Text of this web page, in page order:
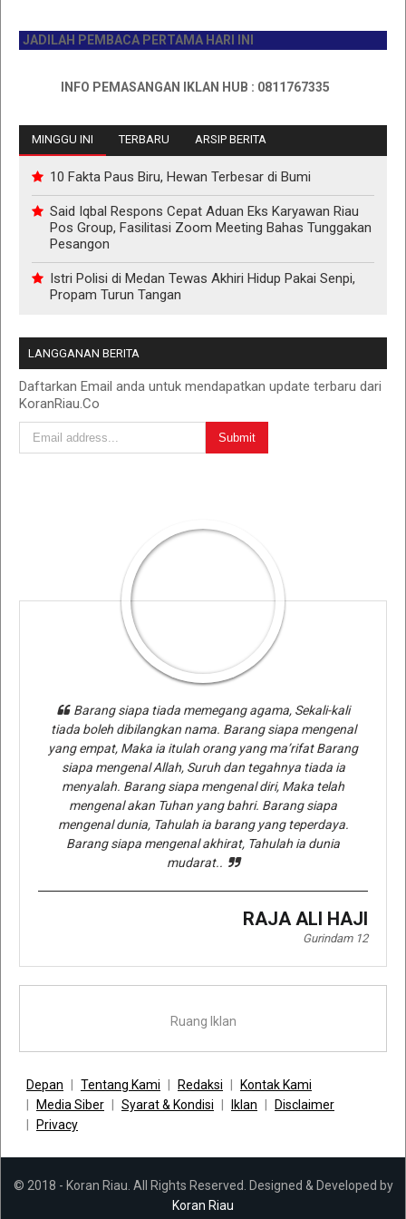
PEMBACA PERTAMA HARI INI
INFO PEMASANGAN IKLAN HUB : 0811767335
MINGGU INI TERBARU ARSIP BERITA
10 Fakta Paus Biru, Hewan Terbesar di Bumi
Said Iqbal Respons Cepat Aduan Eks Karyawan Riau
Pos Group, Fasilitasi Zoom Meeting Bahas Tunggakan
Pesangon
Istri Polisi di Medan Tewas Akhiri Hidup Pakai Senpi,
Propam Turun Tangan
LANGGANAN BERITA
Daftarkan Email anda untuk mendapatkan update terbaru dari
KoranRiau.Co
Barang siapa tiada memegang agama, Sekali-kali
tiada boleh dibilangkan nama. Barang siapa mengenal
yang empat, Maka ia itulah orang yang ma’rifat Barang
siapa mengenal Allah, Suruh dan tegahnya tiada ia
menyalah. Barang siapa mengenal diri, Maka telah
mengenal akan Tuhan yang bahri. Barang siapa
mengenal dunia, Tahulah ia barang yang teperdaya.
Barang siapa mengenal akhirat, Tahulah ia dunia
mudarat..
RAJA ALI HAJI
Gurindam 12
Ruang Iklan
Depan Tentang Kami Redaksi
Kontak Kami
Media Siber
Syarat & Kondisi Iklan
Disclaimer
Privacy
© 2018 - Koran Riau. All Rights Reserved. Designed & Developed by
Koran Riau